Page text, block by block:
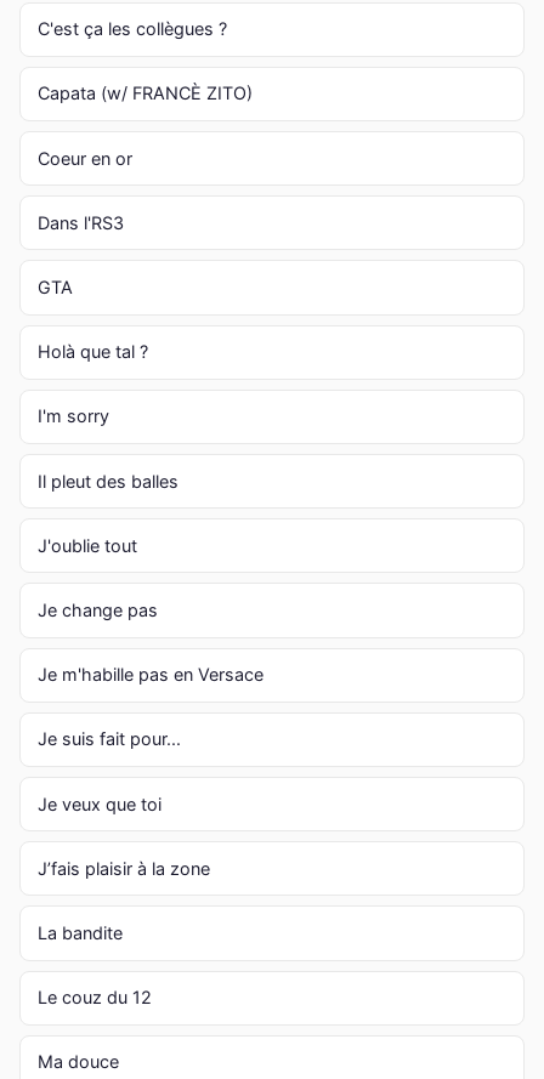
C'est ça les collègues ?
Capata (w/ FRANCÈ ZITO)
Coeur en or
Dans l'RS3
GTA
Holà que tal ?
I'm sorry
Il pleut des balles
J'oublie tout
Je change pas
Je m'habille pas en Versace
Je suis fait pour...
Je veux que toi
J’fais plaisir à la zone
La bandite
Le couz du 12
Ma douce